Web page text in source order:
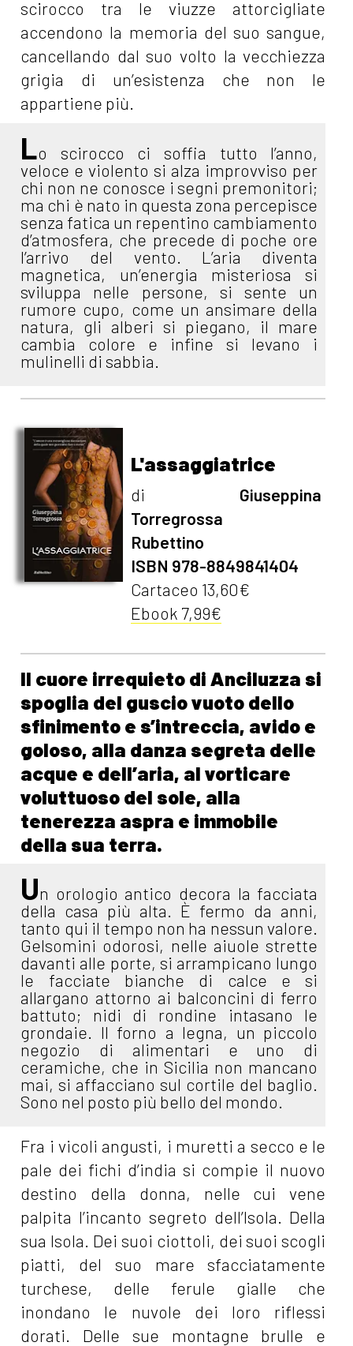
scirocco tra le viuzze attorcigliate
accendono la memoria del suo sangue,
cancellando dal suo volto la vecchiezza
grigia di un’esistenza che non le
appartiene più.
Lo scirocco ci soffia tutto l’anno,
veloce e violento si alza improvviso per
chi non ne conosce i segni premonitori;
ma chi è nato in questa zona percepisce
senza fatica un repentino cambiamento
d’atmosfera, che precede di poche ore
l’arrivo del vento. L’aria diventa
magnetica, un’energia misteriosa si
sviluppa nelle persone, si sente un
rumore cupo, come un ansimare della
natura, gli alberi si piegano, il mare
cambia colore e infine si levano i
mulinelli di sabbia.
L'assaggiatrice
di Giuseppina
Torregrossa
Rubettino
ISBN 978-8849841404
Cartaceo 13,60€
Ebook 7,99€
Il cuore irrequieto di Anciluzza si
spoglia del guscio vuoto dello
sfinimento e s’intreccia, avido e
goloso, alla danza segreta delle
acque e dell’aria, al vorticare
voluttuoso del sole, alla
tenerezza aspra e immobile
della sua terra.
Un orologio antico decora la facciata
della casa più alta. È fermo da anni,
tanto qui il tempo non ha nessun valore.
Gelsomini odorosi, nelle aiuole strette
davanti alle porte, si arrampicano lungo
le facciate bianche di calce e si
allargano attorno ai balconcini di ferro
battuto; nidi di rondine intasano le
grondaie. Il forno a legna, un piccolo
negozio di alimentari e uno di
ceramiche, che in Sicilia non mancano
mai, si affacciano sul cortile del baglio.
Sono nel posto più bello del mondo.
Fra i vicoli angusti, i muretti a secco e le
pale dei fichi d’india si compie il nuovo
destino della donna, nelle cui vene
palpita l’incanto segreto dell’Isola. Della
sua Isola. Dei suoi ciottoli, dei suoi scogli
piatti, del suo mare sfacciatamente
turchese, delle ferule gialle che
inondano le nuvole dei loro riflessi
dorati. Delle sue montagne brulle e